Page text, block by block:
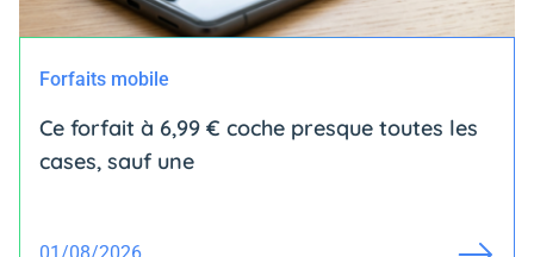
Forfaits mobile
Ce forfait à 6,99 € coche presque toutes les
cases, sauf une